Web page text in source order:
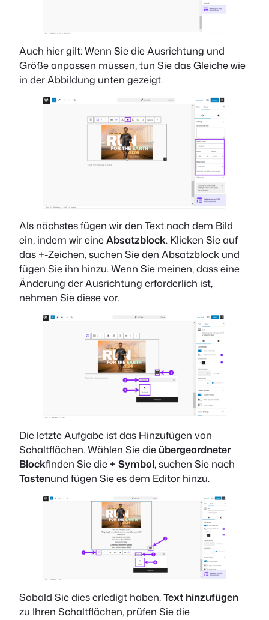
Auch hier gilt: Wenn Sie die Ausrichtung und
Größe anpassen müssen, tun Sie das Gleiche wie
in der Abbildung unten gezeigt.
Als nächstes fügen wir den Text nach dem Bild
ein, indem wir eineAbsatzblock. Klicken Sie auf
das +-Zeichen, suchen Sie den Absatzblock und
fügen Sie ihn hinzu. Wenn Sie meinen, dass eine
Änderung der Ausrichtung erforderlich ist,
nehmen Sie diese vor.
Die letzte Aufgabe ist das Hinzufügen von
Schaltflächen. Wählen Sie die übergeordneter
Blockfinden Sie die + Symbol, suchen Sie nach
Tastenund fügen Sie es dem Editor hinzu.
Sobald Sie dies erledigt haben,Text hinzufügen
zu Ihren Schaltflächen, prüfen Sie die